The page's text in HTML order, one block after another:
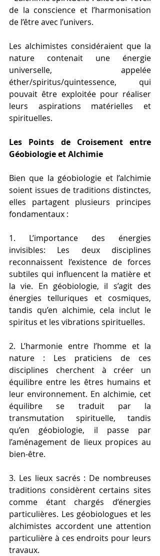
de la conscience et l’harmonisation
de l’être avec l’univers.
Les alchimistes considéraient que la
nature contenait une énergie
universelle, appelée
éther/spiritus/quintessence, qui
pouvait être exploitée pour réaliser
leurs aspirations matérielles et
spirituelles.
Les Points de Croisement entre
Géobiologie et Alchimie
Bien que la géobiologie et l’alchimie
soient issues de traditions distinctes,
elles partagent plusieurs principes
fondamentaux :
1. L’importance des énergies
invisibles: Les deux disciplines
reconnaissent l’existence de forces
subtiles qui influencent la matière et
la vie. En géobiologie, il s’agit des
énergies telluriques et cosmiques,
tandis qu’en alchimie, cela inclut le
spiritus et les vibrations spirituelles.
2. L’harmonie entre l’homme et la
nature : Les praticiens de ces
disciplines cherchent à créer un
équilibre entre les êtres humains et
leur environnement. En alchimie, cet
équilibre se traduit par la
transmutation spirituelle, tandis
qu’en géobiologie, il passe par
l’aménagement de lieux propices au
bien-être.
3. Les lieux sacrés : De nombreuses
traditions considèrent certains sites
comme étant chargés d’énergies
particulières. Les géobiologues et les
alchimistes accordent une attention
particulière à ces endroits pour leurs
travaux.